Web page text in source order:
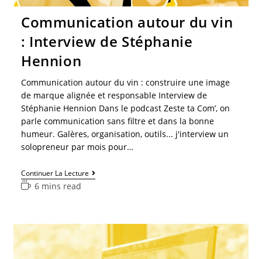
Communication autour du vin
: Interview de Stéphanie
Hennion
Communication autour du vin : construire une image
de marque alignée et responsable Interview de
Stéphanie Hennion Dans le podcast Zeste ta Com’, on
parle communication sans filtre et dans la bonne
humeur. Galères, organisation, outils... j'interview un
solopreneur par mois pour…
Continuer La Lecture
6 mins read